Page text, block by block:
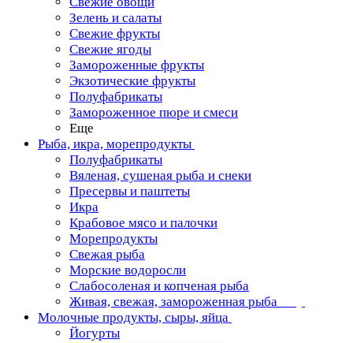
Зелень и салаты
Свежие фрукты
Свежие ягоды
Замороженные фрукты
Экзотические фрукты
Полуфабрикаты
Замороженное пюре и смеси
Еще
Рыба, икра, морепродукты
Полуфабрикаты
Вяленая, сушеная рыба и снеки
Пресервы и паштеты
Икра
Крабовое мясо и палочки
Морепродукты
Свежая рыба
Морские водоросли
Слабосоленая и копченая рыба
Живая, свежая, замороженная рыба
Молочные продукты, сыры, яйца
Йогурты